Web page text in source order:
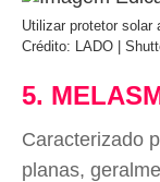
Utilizar protetor solar
Crédito: LADO |
5.
Caracterizado
planas,